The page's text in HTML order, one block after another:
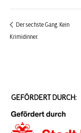
Der sechste Gang. Kein
Krimidinner.
GEFÖRDERT DURCH: